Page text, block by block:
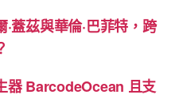
蓋茲與華倫·巴菲特，跨
器 BarcodeOcean 且支